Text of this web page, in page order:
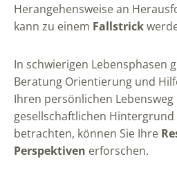
Herangehensweise an
kann zu einem Fallstrick
In schwierigen Lebensphasen
Beratung Orientierung und
Ihren persönlichen
gesellschaftlichen
betrachten, können Sie Ihre
Perspektiven erforschen.